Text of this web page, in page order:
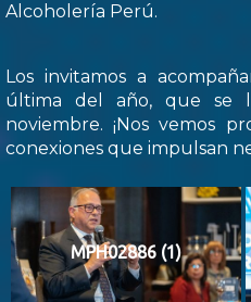
Alcoholería Perú.
Los invitamos a
última del año, que se
noviembre. ¡Nos vemos
conexiones que impulsan
MPH02886 (1)